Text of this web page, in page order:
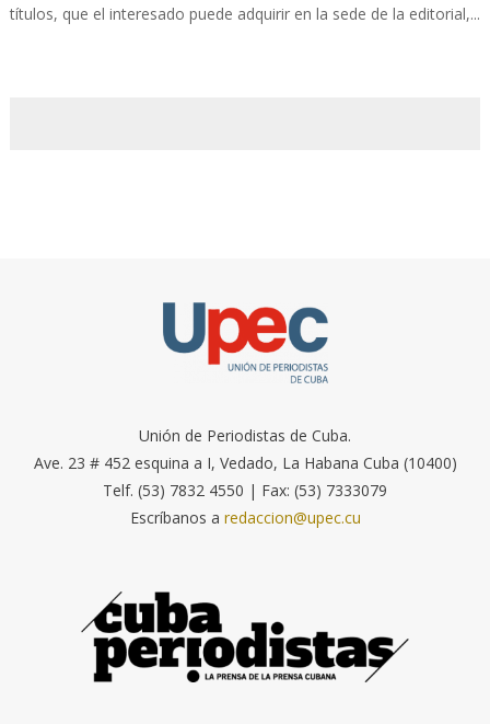
títulos, que el interesado puede adquirir en la sede de la editorial,...
Unión de Periodistas de Cuba.
Ave. 23 # 452 esquina a I, Vedado, La Habana Cuba (10400)
Telf. (53) 7832 4550 | Fax: (53) 7333079
Escríbanos a redaccion@upec.cu